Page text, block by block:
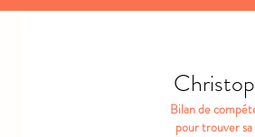
Bilan de
pour trouver